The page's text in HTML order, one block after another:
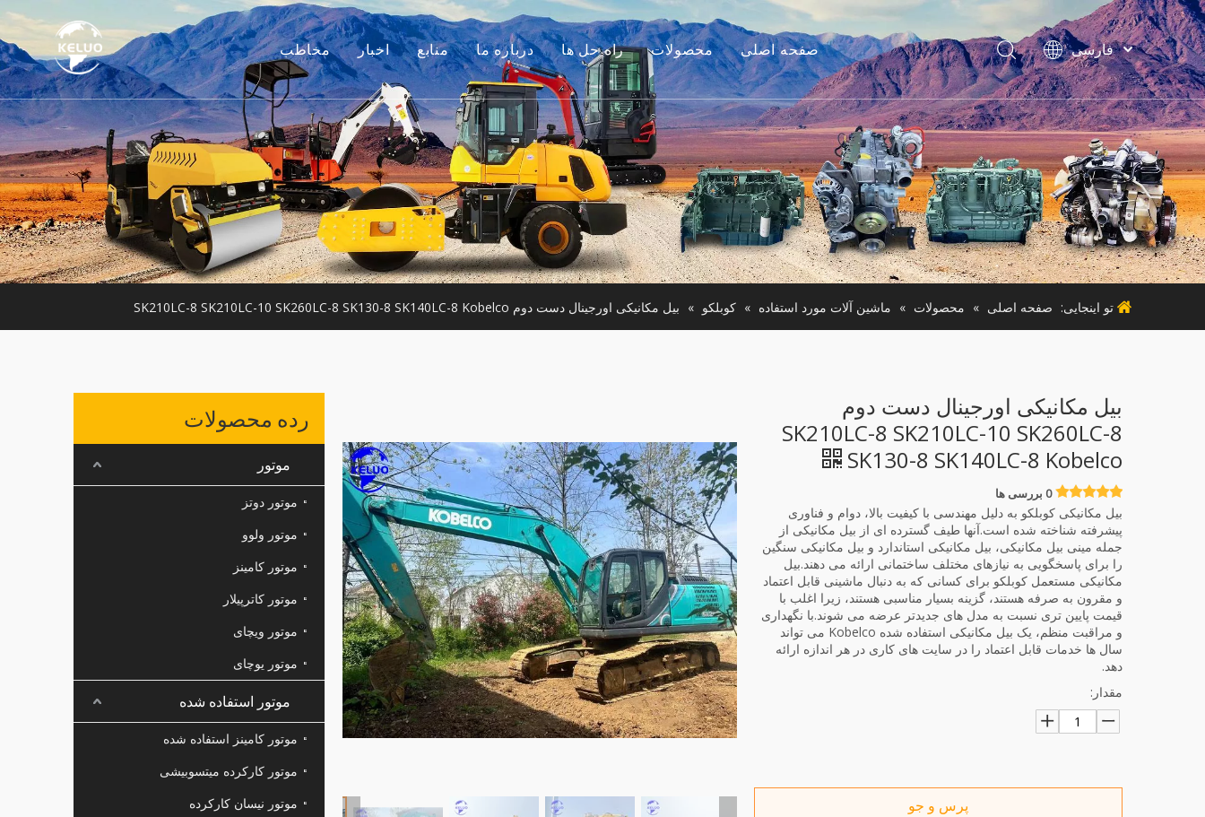
مخاطب اخبار منابع
راهنماها
سوالات متداول
فیلم های
درباره ما
داستان ما
مزیت ما
راه حل ها محصولات
موتور
لوازم جانبی بیل مکانیکی
ماشین آلات ساختمانی کوچک
موتور استفاده شده
ماشین آلات مورد استفاده
صفحه اصلی
فارسی
Bahasa
indonesia
Türk dili
ไทย
Italiano
Deutsch
Português
Español
Pусский
Français
English
تو اینجایی: صفحه اصلی » محصولات » ماشین آلات مورد استفاده » کوبلکو » بیل مکانیکی اورجینال دست دوم SK210LC-8 SK210LC-10 SK260LC-8 SK130-8 SK140LC-8 Kobelco
رده محصولات
موتور
موتور دوتز
موتور ولوو
موتور کامینز
موتور کاترپیلار
موتور ویچای
موتور یوچای
موتور استفاده شده
موتور کامینز استفاده شده
موتور کارکرده میتسوبیشی
موتور نیسان کارکرده
بیل مکانیکی اورجینال دست دوم
SK210LC-8 SK210LC-10 SK260LC-8
SK130-8 SK140LC-8 Kobelco
0 بررسی ها
بیل مکانیکی کوبلکو به دلیل مهندسی با کیفیت بالا، دوام و فناوری
پیشرفته شناخته شده است.آنها طیف گسترده ای از بیل مکانیکی از
جمله مینی بیل مکانیکی، بیل مکانیکی استاندارد و بیل مکانیکی سنگین
را برای پاسخگویی به نیازهای مختلف ساختمانی ارائه می دهند.بیل
مکانیکی مستعمل کوبلکو برای کسانی که به دنبال ماشینی قابل اعتماد
و مقرون به صرفه هستند، گزینه بسیار مناسبی هستند، زیرا اغلب با
قیمت پایین تری نسبت به مدل های جدیدتر عرضه می شوند.با نگهداری
و مراقبت منظم، یک بیل مکانیکی استفاده شده Kobelco می تواند
سال ها خدمات قابل اعتماد را در سایت های کاری در هر اندازه ارائه
دهد.
مقدار:
پرس و جو